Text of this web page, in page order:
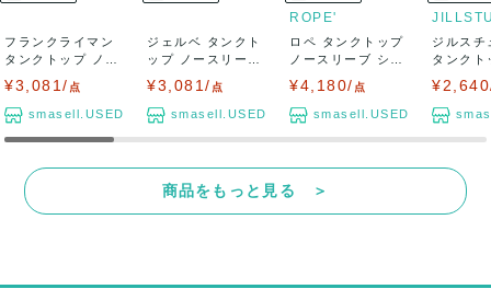
フランクライマン
タンクトップ ノー
スリーブ シャ...
¥3,081/ 点
smasell.USED
ジェルベ タンクト
ップ ノースリーブ
シャツ トッ...
¥3,081/ 点
smasell.USED
ROPE'
ロペ タンクトップ
ノースリーブ シャ
ツ トップス...
¥4,180/ 点
smasell.USED
ジルスチ
タンクト
スリー
商品をもっと見る ＞